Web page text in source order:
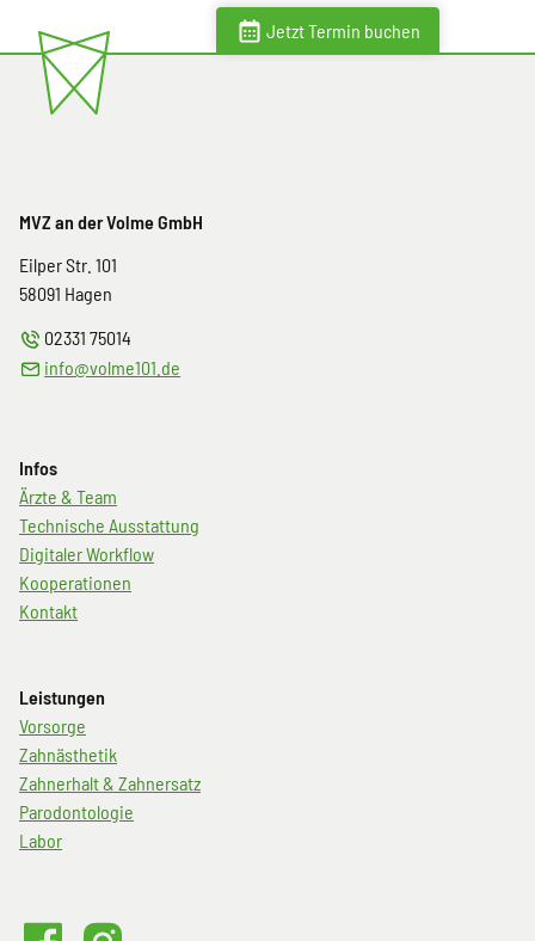
Jetzt Termin buchen
MVZ an der Volme GmbH
Eilper Str. 101
58091 Hagen
02331 75014
info@volme101.de
Infos
Navigation
überspringen
Ärzte & Team
Technische Ausstattung
Digitaler Workflow
Kooperationen
Kontakt
Leistungen
Navigation
überspringen
Vorsorge
Zahnästhetik
Zahnerhalt & Zahnersatz
Parodontologie
Labor
Volme101